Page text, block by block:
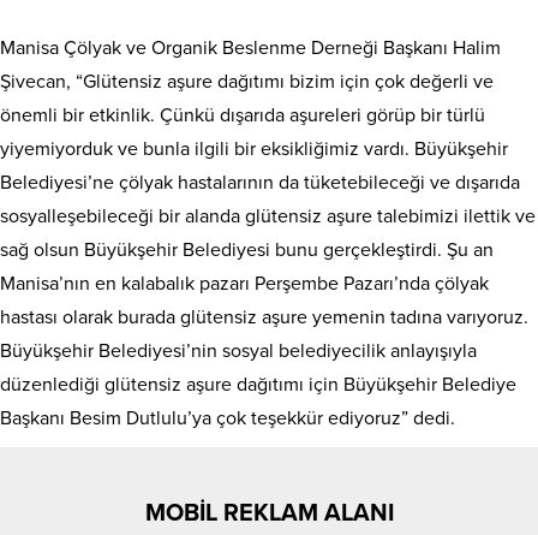
Manisa Çölyak ve Organik Beslenme Derneği Başkanı Halim
Şivecan, “Glütensiz aşure dağıtımı bizim için çok değerli ve
önemli bir etkinlik. Çünkü dışarıda aşureleri görüp bir türlü
yiyemiyorduk ve bunla ilgili bir eksikliğimiz vardı. Büyükşehir
Belediyesi’ne çölyak hastalarının da tüketebileceği ve dışarıda
sosyalleşebileceği bir alanda glütensiz aşure talebimizi ilettik ve
sağ olsun Büyükşehir Belediyesi bunu gerçekleştirdi. Şu an
Manisa’nın en kalabalık pazarı Perşembe Pazarı’nda çölyak
hastası olarak burada glütensiz aşure yemenin tadına varıyoruz.
Büyükşehir Belediyesi’nin sosyal belediyecilik anlayışıyla
düzenlediği glütensiz aşure dağıtımı için Büyükşehir Belediye
Başkanı Besim Dutlulu’ya çok teşekkür ediyoruz” dedi.
MOBİL REKLAM ALANI